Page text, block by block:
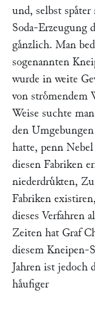
und, selbst
Soda-Erzeugung
gaͤnzlich. Man
sogenannten
wurde in weite
von stroͤmendem
Weise suchte
den
hatte, penn Nebel
diesen Fabriken
niederdruͤkten,
Fabriken
dieses Verfahren
Zeiten hat Graf
diesem Kneipen-
Jahren ist jedoch
haͤufiger